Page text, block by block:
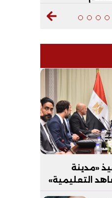
«مدينة
التعليمية»